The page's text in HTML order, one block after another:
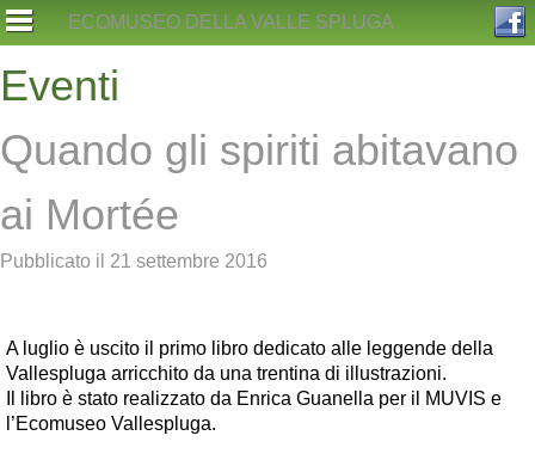
Skip
to
content
ECOMUSEO DELLA VALLE SPLUGA
Eventi
Quando gli spiriti abitavano
ai Mortée
Pubblicato il 21 settembre 2016
A luglio è uscito il primo libro dedicato alle leggende della
Vallespluga arricchito da una trentina di illustrazioni.
Il libro è stato realizzato da Enrica Guanella per il MUVIS e
l’Ecomuseo Vallespluga.